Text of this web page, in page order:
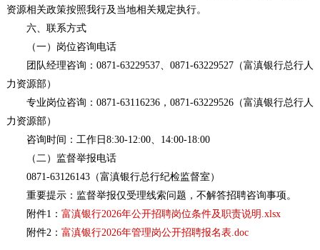
资源相关政策按照我行及当地相关规定执行。
六、联系方式
（一）岗位咨询电话
团队经理咨询：0871-63229537、0871-63229527（富滇银行总行人
力资源部）
专业岗位咨询：0871-63116236，0871-63229526（富滇银行总行人
力资源部）
咨询时间：工作日8:30-12:00、14:00-18:00
（二）监督举报电话
0871-63126143（富滇银行总行纪检监督室）
重要提示：监督举报仅受理线索问题，不解答招聘咨询事项。
附件1： 富滇银行2026年公开招聘岗位条件及职责说明.xlsx
附件2： 富滇银行2026年管理岗公开招聘报名表.doc